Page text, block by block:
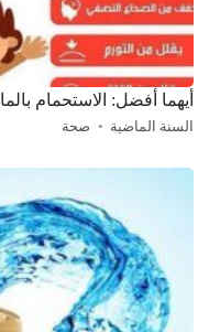
أيهما أفضل: الاستحمام
السنة الماضية صحة